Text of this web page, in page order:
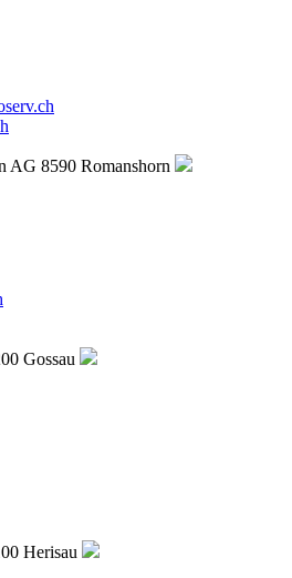
AG 8590 Romanshorn
Gossau
Herisau